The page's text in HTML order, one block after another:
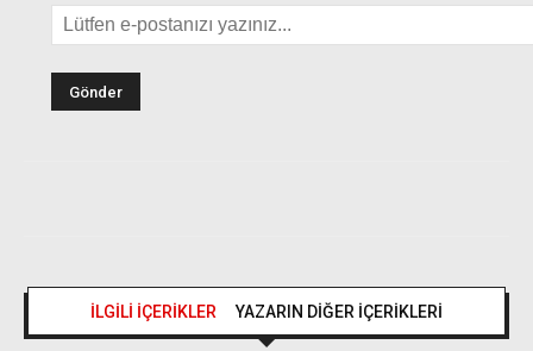
İLGİLİ İÇERİKLER YAZARIN DİĞER İÇERİKLERİ